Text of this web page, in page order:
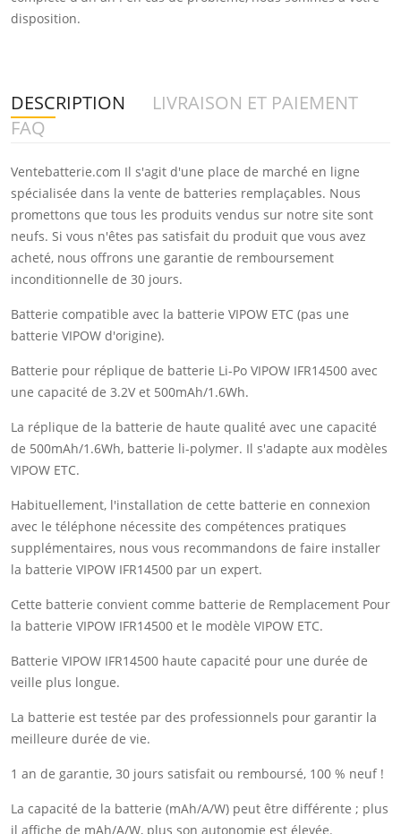
disposition.
DESCRIPTION
LIVRAISON ET PAIEMENT
FAQ
Ventebatterie.com Il s'agit d'une place de marché en ligne
spécialisée dans la vente de batteries remplaçables. Nous
promettons que tous les produits vendus sur notre site sont
neufs. Si vous n'êtes pas satisfait du produit que vous avez
acheté, nous offrons une garantie de remboursement
inconditionnelle de 30 jours.
Batterie compatible avec la batterie VIPOW ETC (pas une
batterie VIPOW d'origine).
Batterie pour réplique de batterie Li-Po VIPOW IFR14500 avec
une capacité de 3.2V et 500mAh/1.6Wh.
La réplique de la batterie de haute qualité avec une capacité
de 500mAh/1.6Wh, batterie li-polymer. Il s'adapte aux modèles
VIPOW ETC.
Habituellement, l'installation de cette batterie en connexion
avec le téléphone nécessite des compétences pratiques
supplémentaires, nous vous recommandons de faire installer
la batterie VIPOW IFR14500 par un expert.
Cette batterie convient comme batterie de Remplacement Pour
la batterie VIPOW IFR14500 et le modèle VIPOW ETC.
Batterie VIPOW IFR14500 haute capacité pour une durée de
veille plus longue.
La batterie est testée par des professionnels pour garantir la
meilleure durée de vie.
1 an de garantie, 30 jours satisfait ou remboursé, 100 % neuf !
La capacité de la batterie (mAh/A/W) peut être différente ; plus
il affiche de mAh/A/W, plus son autonomie est élevée.